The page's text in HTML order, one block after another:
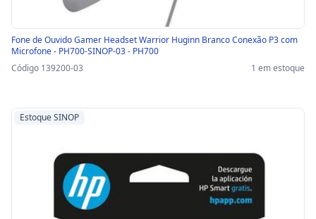
Fone de Ouvido Gamer Headset Warrior Huginn Branco Conexão P3 com
Microfone - PH700-SINOP-03 - PH700
Código 139200-03
1 em estoque
Estoque SINOP